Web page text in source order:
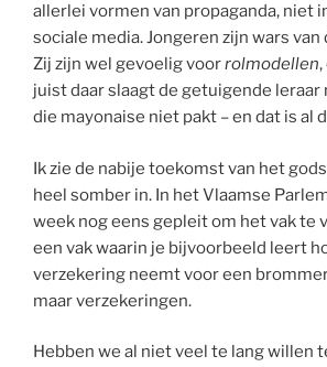
allerlei vormen van propaganda, niet
sociale media. Jongeren zijn wars
Zij zijn wel gevoelig voorrolmodellen,
juist daar slaagt de getuigende leraar
die mayonaise niet pakt – en dat is al
Ik zie de nabije toekomst van het
heel somber in. In het Vlaamse
week nog eens gepleit om het vak te
een vak waarin je bijvoorbeeld leert
verzekering neemt voor een
maar verzekeringen.
Hebben we al niet veel te lang willen